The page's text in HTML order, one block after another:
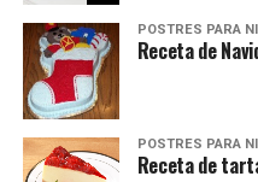
POSTRES PARA
Receta de
POSTRES PARA
Receta de